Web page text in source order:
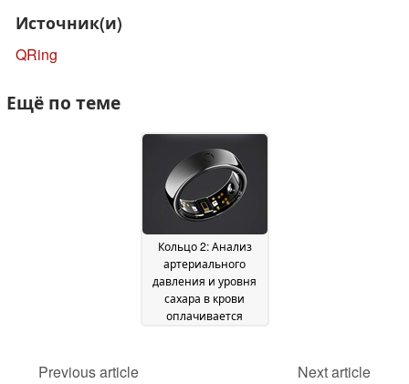
Источник(и)
QRing
Ещё по теме
Кольцо 2: Анализ
артериального
давления и уровня
сахара в крови
оплачивается
Previous article
Next article